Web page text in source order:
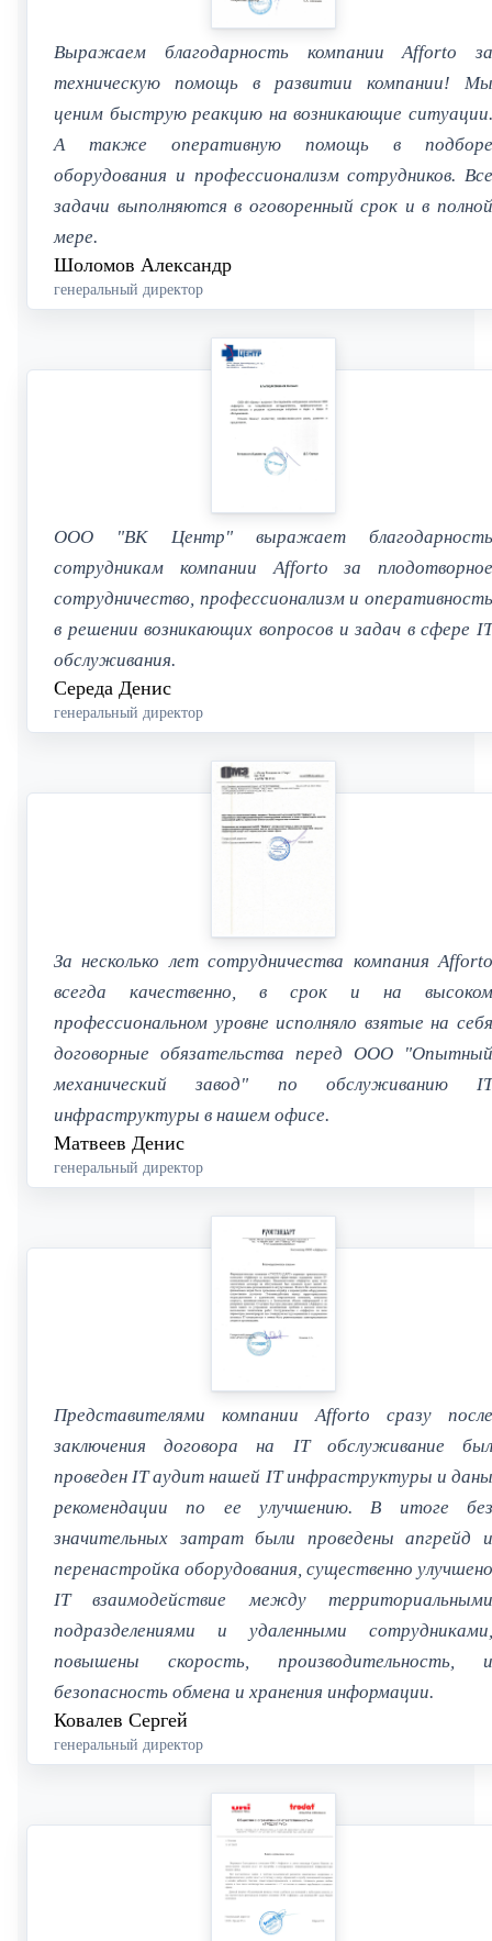
Выражаем благодарность компании Afforto за
техническую помощь в развитии компании! Мы
ценим быструю реакцию на возникающие ситуации.
А также оперативную помощь в подборе
оборудования и профессионализм сотрудников. Все
задачи выполняются в оговоренный срок и в полной
мере.
Шоломов Александр
генеральный директор
ООО "ВК Центр" выражает благодарность
сотрудникам компании Afforto за плодотворное
сотрудничество, профессионализм и оперативность
в решении возникающих вопросов и задач в сфере IT
обслуживания.
Середа Денис
генеральный директор
За несколько лет сотрудничества компания Afforto
всегда качественно, в срок и на высоком
профессиональном уровне исполняло взятые на себя
договорные обязательства перед ООО "Опытный
механический завод" по обслуживанию IT
инфраструктуры в нашем офисе.
Матвеев Денис
генеральный директор
Представителями компании Afforto сразу после
заключения договора на IT обслуживание был
проведен IT аудит нашей IT инфраструктуры и даны
рекомендации по ее улучшению. В итоге без
значительных затрат были проведены апгрейд и
перенастройка оборудования, существенно улучшено
IT взаимодействие между территориальными
подразделениями и удаленными сотрудниками,
повышены скорость, производительность, и
безопасность обмена и хранения информации.
Ковалев Сергей
генеральный директор